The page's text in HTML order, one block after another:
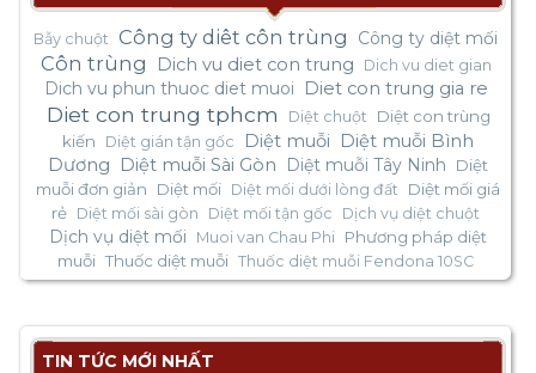
Bẫy chuột Công ty diêt côn trùng Công ty diệt mối
Côn trùng Dich vu diet con trung Dich vu diet gian
Dich vu phun thuoc diet muoi Diet con trung gia re
Diet con trung tphcm Diệt chuột
Diệt con trùng
kiến
Diệt gián tận gốc Diệt muỗi
Diệt muỗi Bình
Dương
Diệt muỗi Sài Gòn Diệt muỗi Tây Ninh
Diệt
muỗi đơn giản
Diệt mối Diệt mối dưới lòng đất
Diệt mối giá
rẻ Diệt mối sài gòn Diệt mối tận gốc Dịch vụ diệt chuột
Dịch vụ diệt mối Muoi van Chau Phi
Phương pháp diệt
muỗi Thuốc diệt muỗi Thuốc diệt muỗi Fendona 10SC
TIN TỨC MỚI NHẤT